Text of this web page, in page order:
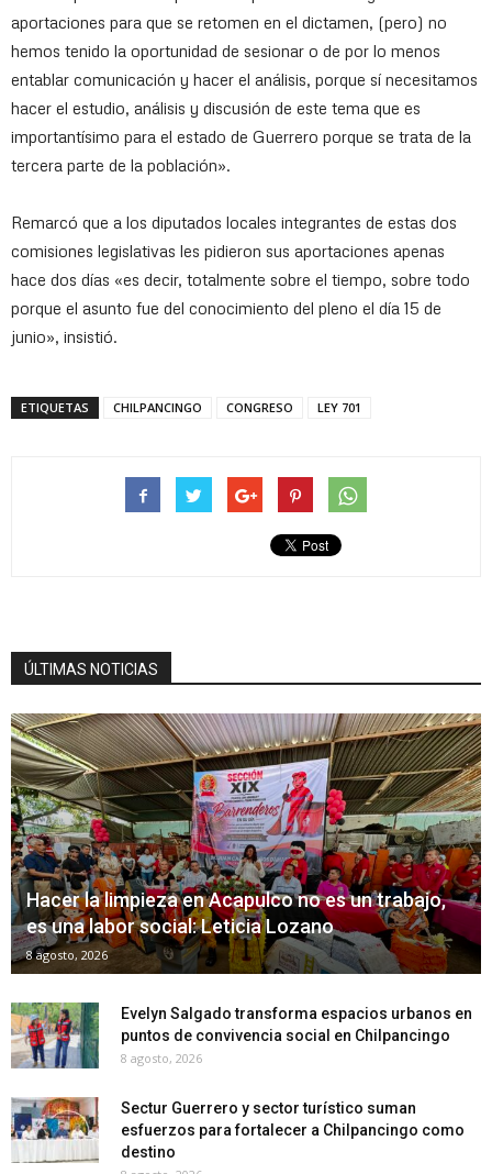
aportaciones para que se retomen en el dictamen, (pero) no
hemos tenido la oportunidad de sesionar o de por lo menos
entablar comunicación y hacer el análisis, porque sí necesitamos
hacer el estudio, análisis y discusión de este tema que es
importantísimo para el estado de Guerrero porque se trata de la
tercera parte de la población».
Remarcó que a los diputados locales integrantes de estas dos
comisiones legislativas les pidieron sus aportaciones apenas
hace dos días «es decir, totalmente sobre el tiempo, sobre todo
porque el asunto fue del conocimiento del pleno el día 15 de
junio», insistió.
ETIQUETAS CHILPANCINGO CONGRESO LEY 701
ÚLTIMAS NOTICIAS
Hacer la limpieza en Acapulco no es un trabajo,
es una labor social: Leticia Lozano
8 agosto, 2026
Evelyn Salgado transforma espacios urbanos en
puntos de convivencia social en Chilpancingo
8 agosto, 2026
Sectur Guerrero y sector turístico suman
esfuerzos para fortalecer a Chilpancingo como
destino